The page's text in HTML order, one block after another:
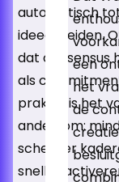
automatisch
ideeën leiden.
dat consensus
als
praktijk is het
andersom:
scherper
sneller
een
het
de